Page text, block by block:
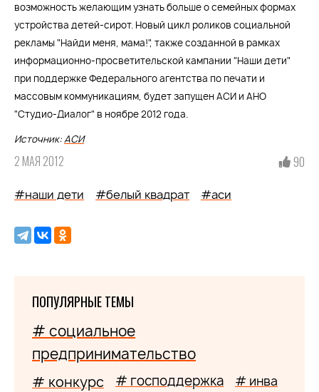
возможность желающим узнать больше о семейных формах
устройства детей-сирот. Новый цикл роликов социальной
рекламы "Найди меня, мама!", также созданной в рамках
информационно-просветительской кампании "Наши дети"
при поддержке Федерального агентства по печати и
массовым коммуникациям, будет запущен АСИ и АНО
"Студио-Диалог" в ноябре 2012 года.
Источник:АСИ
2 МАЯ 2012 90
#наши дети #белый квадрат #аси
ПОПУЛЯРНЫЕ ТЕМЫ
# социальное
предпринимательство
# конкурс # господдержка # инва